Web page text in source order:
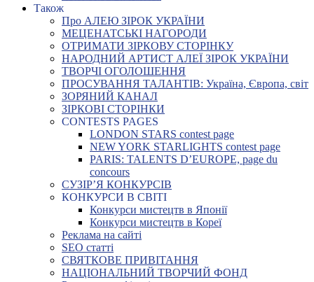
Також
Про АЛЕЮ ЗІРОК УКРАЇНИ
МЕЦЕНАТСЬКІ НАГОРОДИ
ОТРИМАТИ ЗІРКОВУ СТОРІНКУ
НАРОДНИЙ АРТИСТ АЛЕЇ ЗІРОК УКРАЇНИ
ТВОРЧІ ОГОЛОШЕННЯ
ПРОСУВАННЯ ТАЛАНТІВ: Україна, Європа, світ
ЗОРЯНИЙ КАНАЛ
ЗІРКОВІ СТОРІНКИ
CONTESTS PAGES
LONDON STARS contest page
NEW YORK STARLIGHTS contest page
PARIS: TALENTS D’EUROPE, page du
concours
СУЗІР’Я КОНКУРСІВ
КОНКУРСИ В СВІТІ
Конкурси мистецтв в Японії
Конкурси мистецтв в Кореї
Реклама на сайті
SEO статті
СВЯТКОВЕ ПРИВІТАННЯ
НАЦІОНАЛЬНИЙ ТВОРЧИЙ ФОНД